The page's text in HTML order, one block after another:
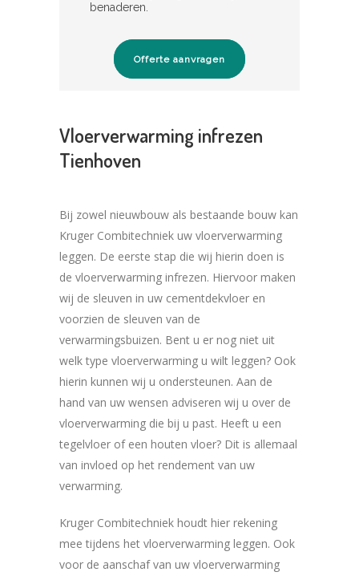
benaderen.
Offerte aanvragen
Vloerverwarming infrezen
Tienhoven
Bij zowel nieuwbouw als bestaande bouw kan
Kruger Combitechniek uw vloerverwarming
leggen. De eerste stap die wij hierin doen is
de vloerverwarming infrezen. Hiervoor maken
wij de sleuven in uw cementdekvloer en
voorzien de sleuven van de
verwarmingsbuizen. Bent u er nog niet uit
welk type vloerverwarming u wilt leggen? Ook
hierin kunnen wij u ondersteunen. Aan de
hand van uw wensen adviseren wij u over de
vloerverwarming die bij u past. Heeft u een
tegelvloer of een houten vloer? Dit is allemaal
van invloed op het rendement van uw
verwarming.
Kruger Combitechniek houdt hier rekening
mee tijdens het vloerverwarming leggen. Ook
voor de aanschaf van uw vloerverwarming